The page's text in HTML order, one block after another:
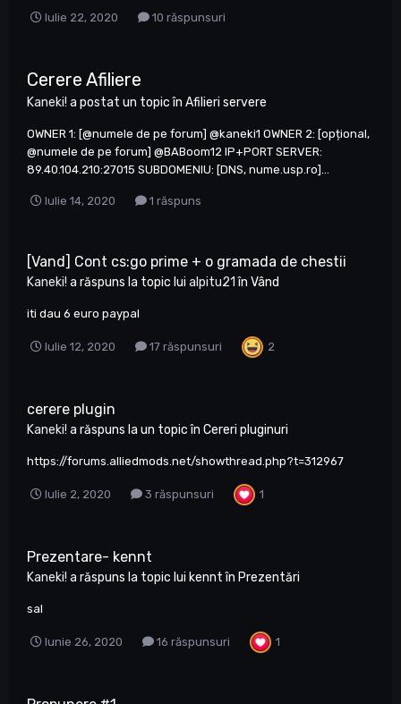
Iulie 22, 2020 10 răspunsuri
Cerere Afiliere
Kaneki! a postat un topic în Afilieri servere
OWNER 1: [@numele de pe forum] @kaneki1 OWNER 2: [opțional,
@numele de pe forum] @BABoom12 IP+PORT SERVER:
89.40.104.210:27015 SUBDOMENIU: [DNS, nume.usp.ro]...
Iulie 14, 2020 1 răspuns
[Vand] Cont cs:go prime + o gramada de chestii
Kaneki! a răspuns la topic lui alpitu21 în Vând
iti dau 6 euro paypal
Iulie 12, 2020 17 răspunsuri 2
cerere plugin
Kaneki! a răspuns la un topic în Cereri pluginuri
https://forums.alliedmods.net/showthread.php?t=312967
Iulie 2, 2020 3 răspunsuri 1
Prezentare- kennt
Kaneki! a răspuns la topic lui kenntîn Prezentări
sal
Iunie 26, 2020 16 răspunsuri 1